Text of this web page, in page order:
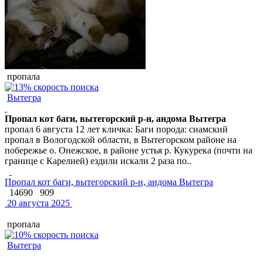
пропала
Вытегра
Пропал кот баги, вытегорский р-н, андома Вытегра
пропал 6 августа 12 лет кличка: Баги порода: сиамский
пропал в Вологодской области, в Вытегорском районе на
побережье о. Онежское, в районе устья р. Кукурека (почти на
границе с Карелией) ездили искали 2 раза по..
Пропал кот баги, вытегорский р-н, андома Вытегра
14690
909
20 августа 2025
пропала
Вытегра